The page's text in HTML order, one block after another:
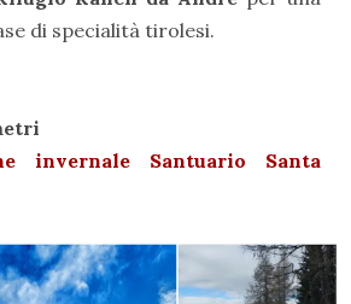
di specialità tirolesi.
invernale Santuario Santa